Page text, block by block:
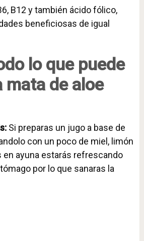
B12 y también ácido fólico,
beneficiosas de igual
lo que puede
mata de aloe
Si preparas un jugo a base de
con un poco de miel, limón
en ayuna estarás refrescando
por lo que sanaras la